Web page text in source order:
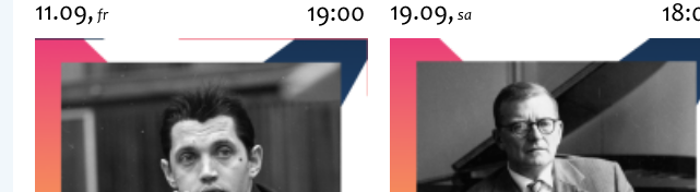
11.09, fr 19:00 19.09, sa